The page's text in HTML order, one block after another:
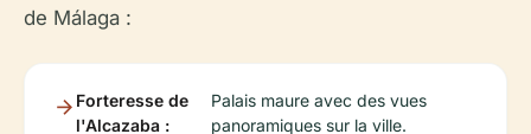
de Málaga :
Forteresse de
l'Alcazaba :
Palais maure avec des vues
panoramiques sur la ville.